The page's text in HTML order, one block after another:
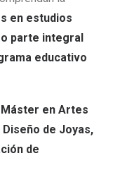
en estudios
parte integral
educativo
en Artes
de Joyas,
de